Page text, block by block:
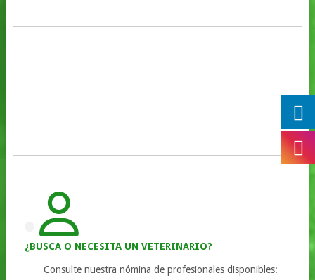
¿BUSCA O NECESITA UN VETERINARIO?
Consulte nuestra nómina de profesionales disponibles: